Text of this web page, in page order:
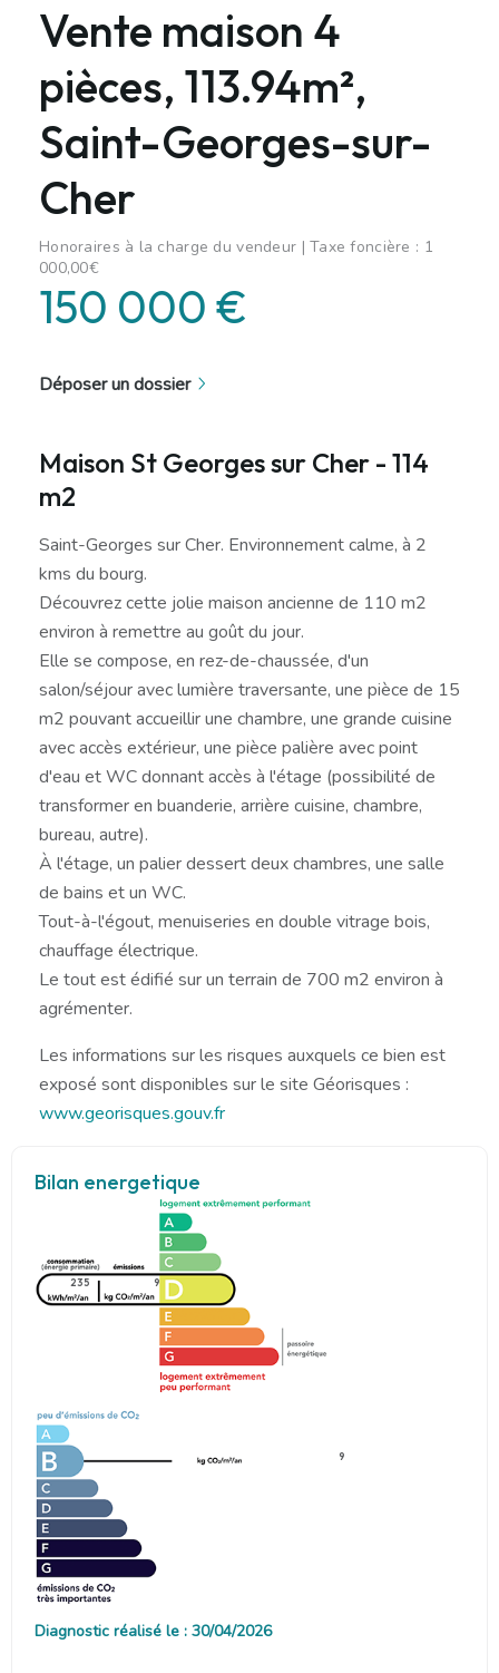
Vente maison 4
pièces, 113.94m²,
Saint-Georges-sur-
Cher
Honoraires à la charge du vendeur | Taxe foncière : 1
000,00€
150 000 €
Déposer un dossier
Maison St Georges sur Cher - 114
m2
Saint-Georges sur Cher. Environnement calme, à 2
kms du bourg.
Découvrez cette jolie maison ancienne de 110 m2
environ à remettre au goût du jour.
Elle se compose, en rez-de-chaussée, d'un
salon/séjour avec lumière traversante, une pièce de 15
m2 pouvant accueillir une chambre, une grande cuisine
avec accès extérieur, une pièce palière avec point
d'eau et WC donnant accès à l'étage (possibilité de
transformer en buanderie, arrière cuisine, chambre,
bureau, autre).
À l'étage, un palier dessert deux chambres, une salle
de bains et un WC.
Tout-à-l'égout, menuiseries en double vitrage bois,
chauffage électrique.
Le tout est édifié sur un terrain de 700 m2 environ à
agrémenter.
Les informations sur les risques auxquels ce bien est
exposé sont disponibles sur le site Géorisques :
www.georisques.gouv.fr
Bilan energetique
235 9
9
Diagnostic réalisé le : 30/04/2026